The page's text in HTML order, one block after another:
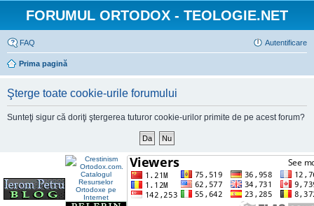
FORUMUL ORTODOX - TEOLOGIE.NET
FAQ Autentificare
Prima pagină
Şterge toate cookie-urile forumului
Sunteţi sigur că doriţi ştergerea tuturor cookie-urilor primite de pe acest forum?